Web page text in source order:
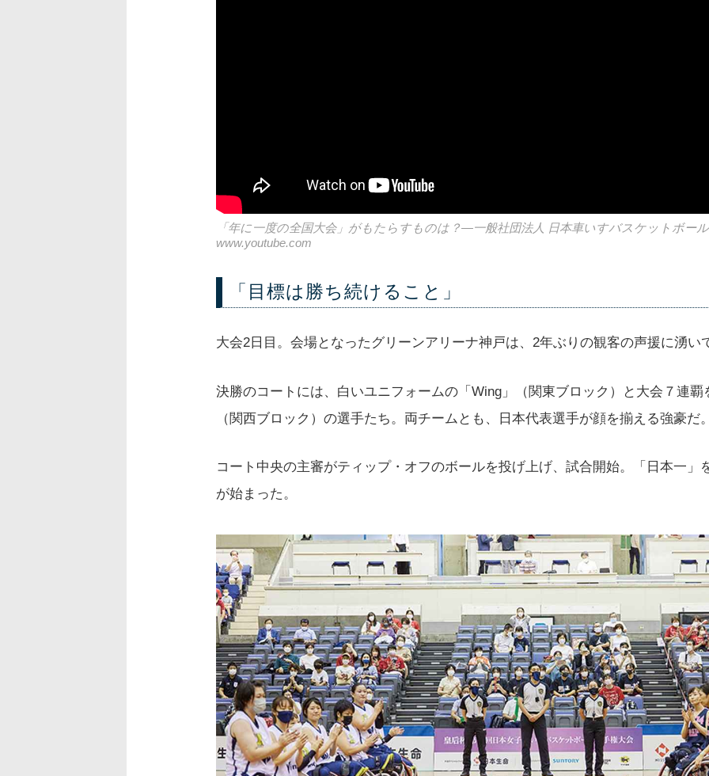
「年に一度の全国大会」がもたらすものは？—一般社団法人 日本車いすバスケットボー
www.youtube.com
「目標は勝ち続けること」
大会2日目。会場となったグリーンアリーナ神戸は、2年ぶりの観客の声援に湧い
決勝のコートには、白いユニフォームの「Wing」（関東ブロック）と大会７連覇
（関西ブロック）の選手たち。両チームとも、日本代表選手が顔を揃える強豪だ
コート中央の主審がティップ・オフのボールを投げ上げ、試合開始。「日本一」
が始まった。